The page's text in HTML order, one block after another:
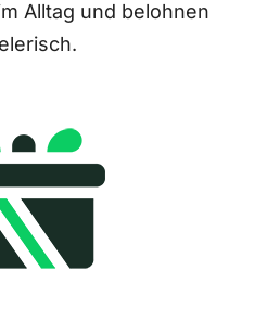
Alltag und belohnen